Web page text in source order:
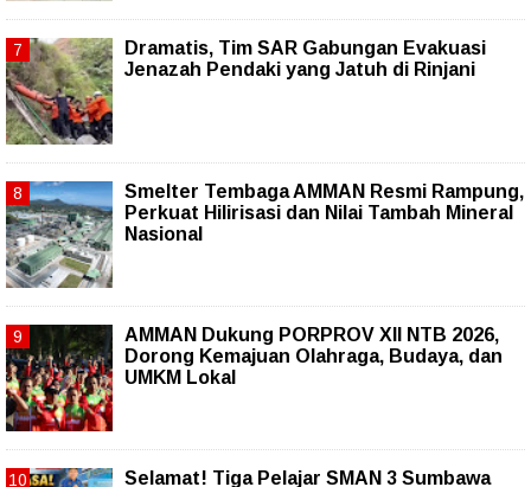
Dramatis, Tim SAR Gabungan Evakuasi
Jenazah Pendaki yang Jatuh di Rinjani
Smelter Tembaga AMMAN Resmi Rampung,
Perkuat Hilirisasi dan Nilai Tambah Mineral
Nasional
AMMAN Dukung PORPROV XII NTB 2026,
Dorong Kemajuan Olahraga, Budaya, dan
UMKM Lokal
Selamat! Tiga Pelajar SMAN 3 Sumbawa